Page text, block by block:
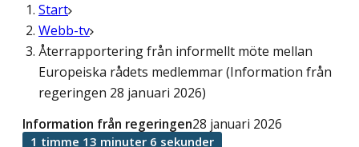
Start
Webb-tv
Återrapportering från informellt möte mellan
Europeiska rådets medlemmar (Information från
regeringen 28 januari 2026)
Information från regeringen28 januari 2026
1 timme 13 minuter 6 sekunder